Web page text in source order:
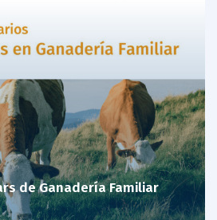
de Ganadería Familiar